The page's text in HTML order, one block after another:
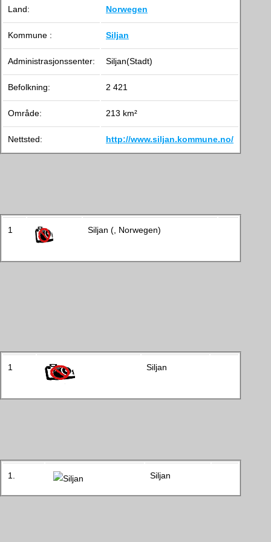
Land: Norwegen
Kommune : Siljan
Administrasjonssenter: Siljan(Stadt)
Befolkning: 2 421
Område: 213 km²
Nettsted: http://www.siljan.kommune.no/
1 Siljan (, Norwegen)
1 Siljan
1. Siljan